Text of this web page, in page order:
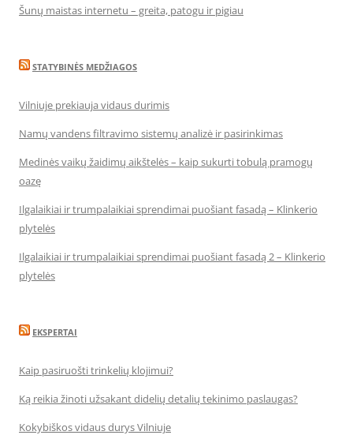
Šunų maistas internetu – greita, patogu ir pigiau
STATYBINĖS MEDŽIAGOS
Vilniuje prekiauja vidaus durimis
Namų vandens filtravimo sistemų analizė ir pasirinkimas
Medinės vaikų žaidimų aikštelės – kaip sukurti tobulą pramogų
oazę
Ilgalaikiai ir trumpalaikiai sprendimai puošiant fasadą – Klinkerio
plytelės
Ilgalaikiai ir trumpalaikiai sprendimai puošiant fasadą 2 – Klinkerio
plytelės
EKSPERTAI
Kaip pasiruošti trinkelių klojimui?
Ką reikia žinoti užsakant didelių detalių tekinimo paslaugas?
Kokybiškos vidaus durys Vilniuje